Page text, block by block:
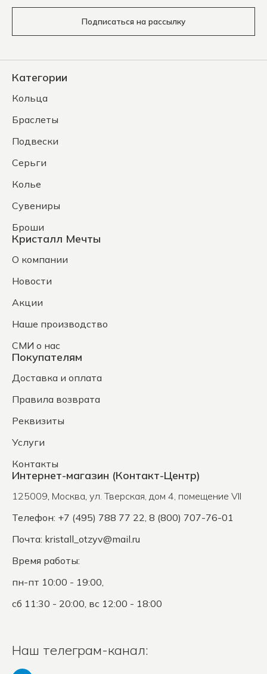
Подписаться на рассылку
Категории
Кольца
Браслеты
Подвески
Серьги
Колье
Сувениры
Броши
Кристалл Мечты
О компании
Новости
Акции
Наше производство
СМИ о нас
Покупателям
Доставка и оплата
Правила возврата
Реквизиты
Услуги
Контакты
Интернет-магазин (Контакт-Центр)
125009, Москва, ул. Тверская, дом 4, помещение VII
Телефон: +7 (495) 788 77 22, 8 (800) 707-76-01
Почта: kristall_otzyv@mail.ru
Время работы:
пн-пт 10:00 - 19:00,
сб 11:30 - 20:00, вс 12:00 - 18:00
Наш телеграм-канал: